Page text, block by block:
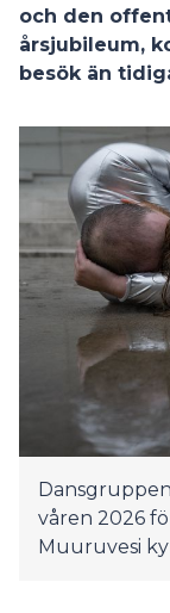
och den
årsjubileum,
besök än
våren 2026
Muuruvesi